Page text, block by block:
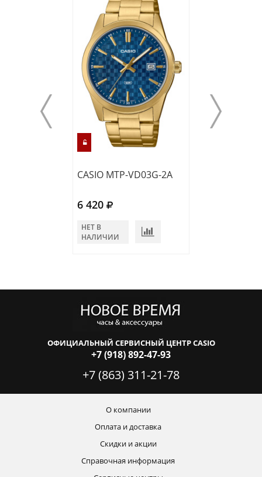
CASIO MTP-VD03G-2A
6 420
НЕТ В
НАЛИЧИИ
ОФИЦИАЛЬНЫЙ СЕРВИСНЫЙ ЦЕНТР CASIO
+7 (918) 892-47-93
+7 (863) 311-21-78
О компании
Оплата и доставка
Скидки и акции
Справочная информация